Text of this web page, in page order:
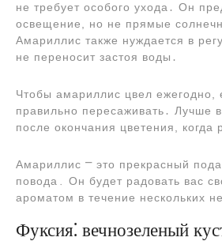
не требует особого ухода․ Он
освещение, но не прямые
Амариллис также нуждается в
не переносит застоя воды․
Чтобы амариллис цвел ежегодно,
правильно пересаживать․ Лучше
после окончания цветения, когда
Амариллис ⎻ это прекрасный
повода․ Он будет радовать вас
ароматом в течение нескольких
Фуксия⁚ вечнозеленый